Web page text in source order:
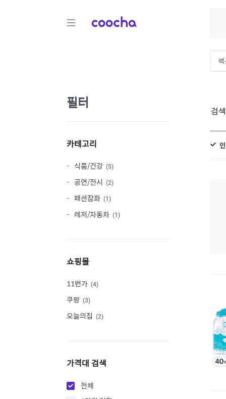
COOCHA
필터
카테고리
식품/건강 5
공연/전시 2
패션잡화 1
레저/자동차 1
쇼핑몰
11번가 4
쿠팡 3
오늘의집 2
가격대 검색
전체
검